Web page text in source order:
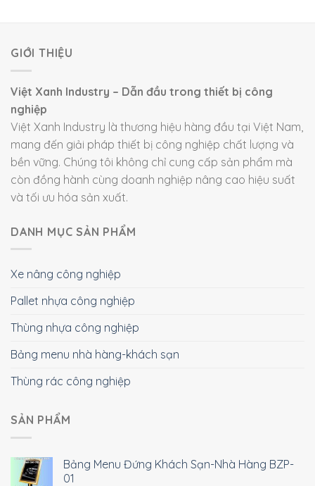
GIỚI THIỆU
Việt Xanh Industry – Dẫn đầu trong thiết bị công
nghiệp
Việt Xanh Industry là thương hiệu hàng đầu tại Việt Nam,
mang đến giải pháp thiết bị công nghiệp chất lượng và
bền vững. Chúng tôi không chỉ cung cấp sản phẩm mà
còn đồng hành cùng doanh nghiệp nâng cao hiệu suất
và tối ưu hóa sản xuất.
DANH MỤC SẢN PHẨM
Xe nâng công nghiệp
Pallet nhựa công nghiệp
Thùng nhựa công nghiệp
Bảng menu nhà hàng-khách sạn
Thùng rác công nghiệp
SẢN PHẨM
Bảng Menu Đứng Khách Sạn-Nhà Hàng BZP-
01